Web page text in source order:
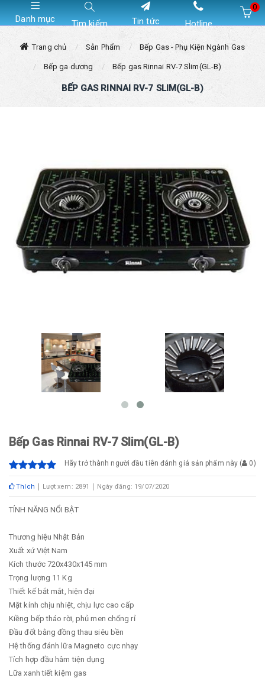
Danh mục Tìm kiếm Tin tức Hotline
0
Trang chủ Sản Phẩm Bếp Gas - Phụ Kiện Ngành Gas
Bếp ga dương Bếp gas Rinnai RV-7 Slim(GL-B)
BẾP GAS RINNAI RV-7 SLIM(GL-B)
Bếp Gas Rinnai RV-7 Slim(GL-B)
Hãy trở thành người đầu tiên đánh giá sản phẩm này ( 0)
Thích Lượt xem: 2891 Ngày đăng: 19/07/2020
TÍNH NĂNG NỔI BẬT
Thương hiệu Nhật Bản
Xuất xứ Việt Nam
Kích thước 720x430x145 mm
Trọng lượng 11 Kg
Thiết kế bắt mắt, hiện đại
Mặt kính chịu nhiệt, chịu lực cao cấp
Kiềng bếp tháo rời, phủ men chống rỉ
Đầu đốt bằng đồng thau siêu bền
Hệ thống đánh lữa Magneto cực nhạy
Tích hợp đầu hâm tiện dụng
Lữa xanh tiết kiệm gas